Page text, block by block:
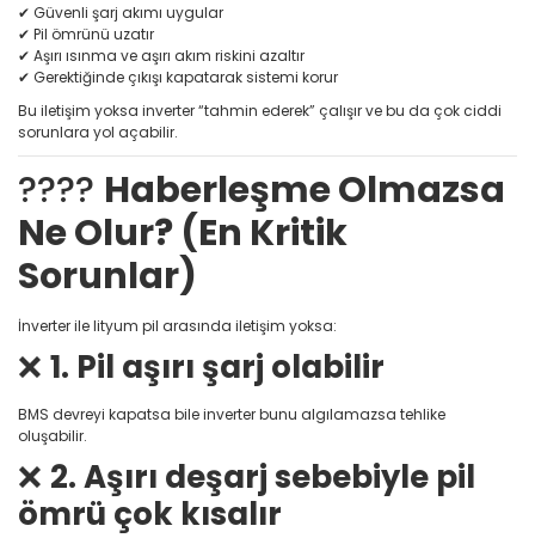
✔ Güvenli şarj akımı uygular
✔ Pil ömrünü uzatır
✔ Aşırı ısınma ve aşırı akım riskini azaltır
✔ Gerektiğinde çıkışı kapatarak sistemi korur
Bu iletişim yoksa inverter “tahmin ederek” çalışır ve bu da çok ciddi
sorunlara yol açabilir.
???? Haberleşme Olmazsa
Ne Olur? (En Kritik
Sorunlar)
İnverter ile lityum pil arasında iletişim yoksa:
❌ 1. Pil aşırı şarj olabilir
BMS devreyi kapatsa bile inverter bunu algılamazsa tehlike
oluşabilir.
❌ 2. Aşırı deşarj sebebiyle pil
ömrü çok kısalır